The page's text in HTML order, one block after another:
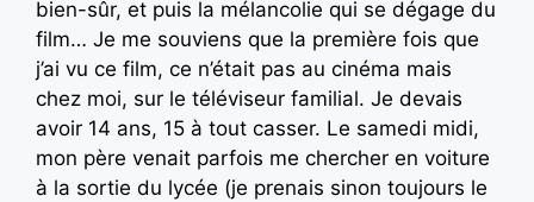
bien-sûr, et puis la mélancolie qui se dégage du
film… Je me souviens que la première fois que
j’ai vu ce film, ce n’était pas au cinéma mais
chez moi, sur le téléviseur familial. Je devais
avoir 14 ans, 15 à tout casser. Le samedi midi,
mon père venait parfois me chercher en voiture
à la sortie du lycée (je prenais sinon toujours le